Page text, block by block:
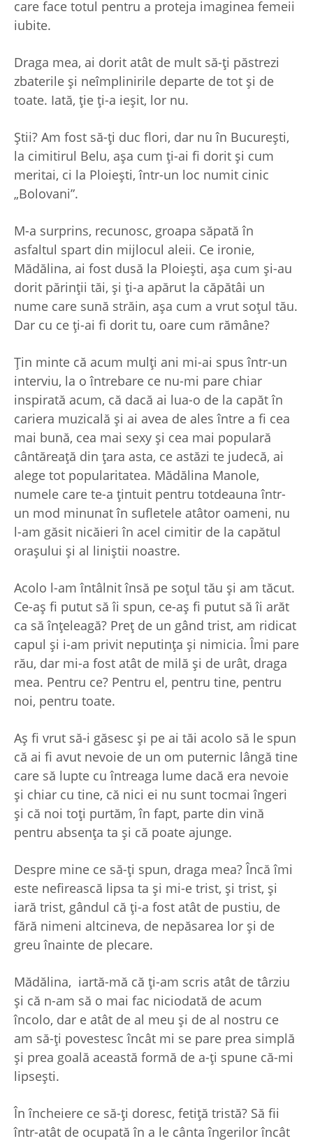
care face totul pentru a proteja imaginea femeii
iubite.
Draga mea, ai dorit atât de mult să-ți păstrezi
zbaterile și neîmplinirile departe de tot și de
toate. Iată, ție ți-a ieșit, lor nu.
Știi? Am fost să-ți duc flori, dar nu în București,
la cimitirul Belu, așa cum ți-ai fi dorit și cum
meritai, ci la Ploiești, într-un loc numit cinic
„Bolovani”.
M-a surprins, recunosc, groapa săpată în
asfaltul spart din mijlocul aleii. Ce ironie,
Mădălina, ai fost dusă la Ploiești, așa cum și-au
dorit părinții tăi, și ți-a apărut la căpătâi un
nume care sună străin, așa cum a vrut soțul tău.
Dar cu ce ți-ai fi dorit tu, oare cum rămâne?
Țin minte că acum mulți ani mi-ai spus într-un
interviu, la o întrebare ce nu-mi pare chiar
inspirată acum, că dacă ai lua-o de la capăt în
cariera muzicală și ai avea de ales între a fi cea
mai bună, cea mai sexy și cea mai populară
cântăreață din țara asta, ce astăzi te judecă, ai
alege tot popularitatea. Mădălina Manole,
numele care te-a țintuit pentru totdeauna într-
un mod minunat în sufletele atâtor oameni, nu
l-am găsit nicăieri în acel cimitir de la capătul
orașului și al liniștii noastre.
Acolo l-am întâlnit însă pe soțul tău și am tăcut.
Ce-aș fi putut să îi spun, ce-aș fi putut să îi arăt
ca să înțeleagă? Preț de un gând trist, am ridicat
capul și i-am privit neputința și nimicia. Îmi pare
rău, dar mi-a fost atât de milă și de urât, draga
mea. Pentru ce? Pentru el, pentru tine, pentru
noi, pentru toate.
Aș fi vrut să-i găsesc și pe ai tăi acolo să le spun
că ai fi avut nevoie de un om puternic lângă tine
care să lupte cu întreaga lume dacă era nevoie
și chiar cu tine, că nici ei nu sunt tocmai îngeri
și că noi toți purtăm, în fapt, parte din vină
pentru absența ta și că poate ajunge.
Despre mine ce să-ți spun, draga mea? Încă îmi
este nefirească lipsa ta și mi-e trist, și trist, și
iară trist, gândul că ți-a fost atât de pustiu, de
fără nimeni altcineva, de nepăsarea lor și de
greu înainte de plecare.
Mădălina, iartă-mă că ți-am scris atât de târziu
și că n-am să o mai fac niciodată de acum
încolo, dar e atât de al meu și de al nostru ce
am să-ți povestesc încât mi se pare prea simplă
și prea goală această formă de a-ți spune că-mi
lipsești.
În încheiere ce să-ți doresc, fetiță tristă? Să fii
într-atât de ocupată în a le cânta îngerilor încât